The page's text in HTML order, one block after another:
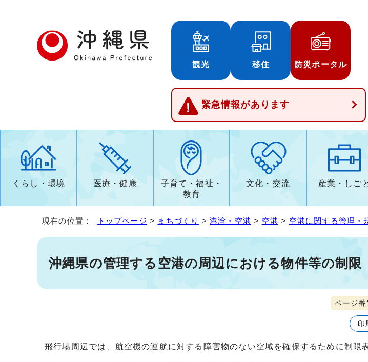
観光 移住 防災ポータル
緊急情報があります
くらし・環境 医療・健康
子育て・福祉・
教育
文化・交流 産業・しご
現在の位置： トップページ > まちづくり >港湾・空港 > 空港 > 空港に関する管理・
沖縄県の管理する空港の周辺における物件等の制限
ページ
印
飛行場周辺では、航空機の運航に対する障害物のない空域を確保するために制限